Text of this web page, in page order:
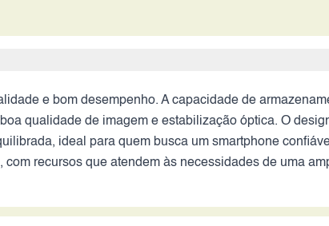
e bom desempenho. A capacidade de
qualidade de imagem e estabilização óptica. O
ideal para quem busca um smartphone
recursos que atendem às necessidades de uma